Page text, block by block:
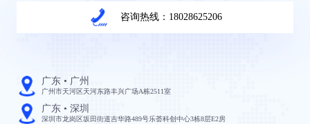
咨询热线：18028625206
广东 • 广州
广州市天河区天河东路丰兴广场A栋2511室
广东 • 深圳
深圳市龙岗区坂田街道吉华路489号乐荟科创中心3栋8层E2房